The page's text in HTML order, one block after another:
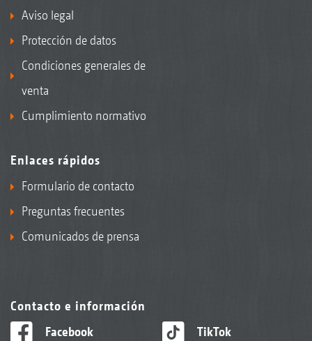
Aviso legal
Protección de datos
Condiciones generales de
venta
Cumplimiento normativo
Enlaces rápidos
Formulario de contacto
Preguntas frecuentes
Comunicados de prensa
Contacto e información
Facebook
TikTok